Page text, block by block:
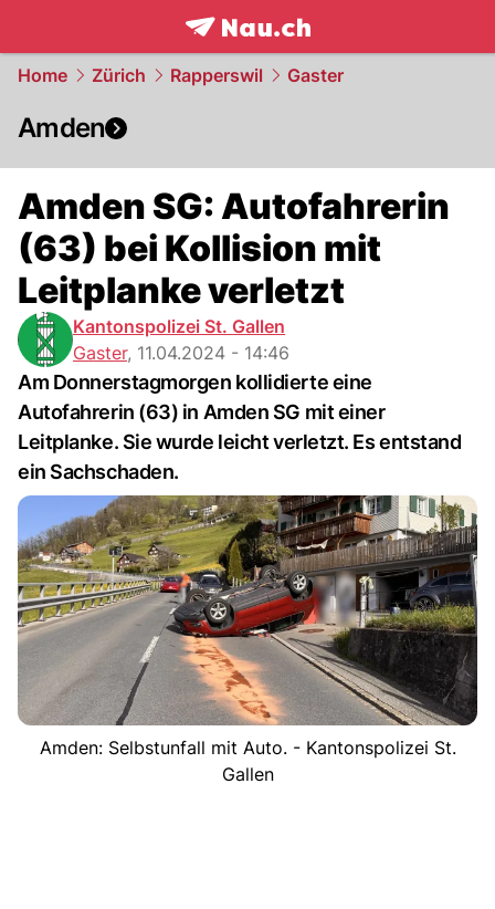
frontpage.NAU.ch
Home Zürich Rapperswil Gaster
Amden
Amden SG: Autofahrerin
(63) bei Kollision mit
Leitplanke verletzt
Kantonspolizei St. Gallen
Gaster, 11.04.2024 - 14:46
Am Donnerstagmorgen kollidierte eine
Autofahrerin (63) in Amden SG mit einer
Leitplanke. Sie wurde leicht verletzt. Es entstand
ein Sachschaden.
Amden: Selbstunfall mit Auto. - Kantonspolizei St.
Gallen